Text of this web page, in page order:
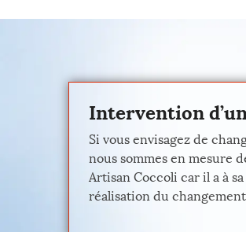
Intervention
Si vous envisagez de
nous sommes en mesure
Artisan Coccoli car il a à
réalisation du